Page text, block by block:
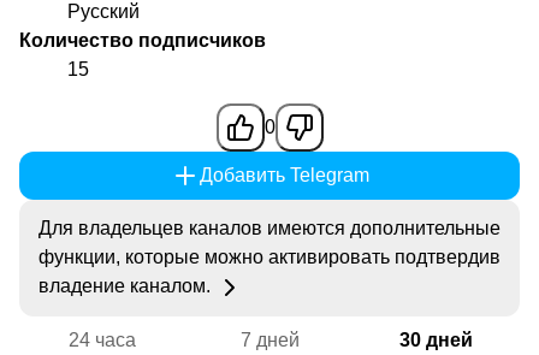
Русский
Количество подписчиков
15
0
Добавить Telegram
Для владельцев каналов имеются дополнительные
функции, которые можно активировать подтвердив
владение каналом.
24 часа 7 дней 30 дней